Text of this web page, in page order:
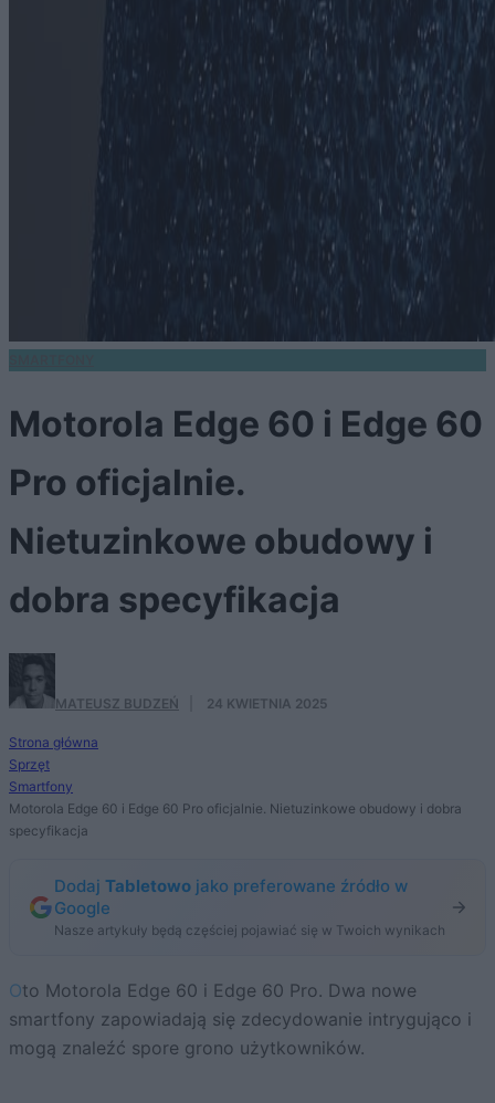
Motorola Edge 60 i Edge 60
Pro oficjalnie.
Nietuzinkowe obudowy i
dobra specyfikacja
MATEUSZ BUDZEŃ 24 KWIETNIA 2025
Strona główna
Sprzęt
Smartfony
Motorola Edge 60 i Edge 60 Pro oficjalnie. Nietuzinkowe obudowy i dobra
specyfikacja
Dodaj Tabletowo jako preferowane źródło w
Google
Nasze artykuły będą częściej pojawiać się w Twoich wynikach
Oto Motorola Edge 60 i Edge 60 Pro. Dwa nowe
smartfony zapowiadają się zdecydowanie intrygująco i
mogą znaleźć spore grono użytkowników.